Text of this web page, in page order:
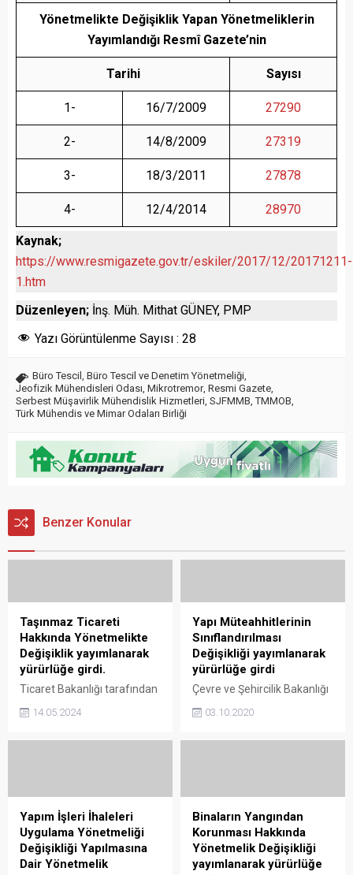
Yönetmelikte Değişiklik Yapan Yönetmeliklerin
Yayımlandığı Resmî Gazete’nin
Tarihi Sayısı
1- 16/7/2009 27290
2- 14/8/2009 27319
3- 18/3/2011 27878
4- 12/4/2014 28970
Kaynak;
https://www.resmigazete.gov.tr/eskiler/2017/12/20171211-
1.htm
Düzenleyen; İnş. Müh. Mithat GÜNEY, PMP
Yazı Görüntülenme Sayısı : 28
Büro Tescil Büro Tescil ve Denetim Yönetmeliği
Jeofizik Mühendisleri Odası Mikrotremor, Resmi Gazete
Serbest Müşavirlik Mühendislik Hizmetleri SJFMMB ,TMMOB
Türk Mühendis ve Mimar Odaları Birliği
Benzer Konular
Taşınmaz Ticareti
Hakkında Yönetmelikte
Değişiklik yayımlanarak
yürürlüğe girdi.
Ticaret Bakanlığı tarafından
Resmi Gazete’de Taşınmaz
Ticareti Hakkında
Değişiklik yayımlanarak
yürürlüğe girdi. 14 Mayıs
2024 tarihli ve 32546 sayılı
Resmi Gazete‘de Ticaret
Bakanlığı tarafından,
14.05.2024
Yapı Müteahhitlerinin
Sınıflandırılması
Değişikliği yayımlanarak
yürürlüğe girdi
Çevre ve Şehircilik Bakanlığı
tarafından, Yapı
Müteahhitlerinin
yürürlüğe girdi. Yapı
Müteahhitlerinin
Sınıflandırılması ve
Kayıtlarının Tutulması
Hakkında Yönetmelik
03.10.2020
Yapım İşleri İhaleleri
Uygulama Yönetmeliği
Değişikliği Yapılmasına
Dair Yönetmelik
Binaların Yangından
Korunması Hakkında
Yönetmelik Değişikliği
yayımlanarak yürürlüğe